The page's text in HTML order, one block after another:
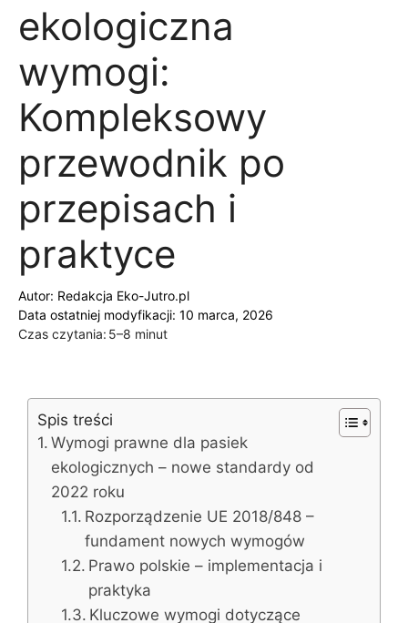
ekologiczna
wymogi:
Kompleksowy
przewodnik po
przepisach i
praktyce
Autor: Redakcja Eko-Jutro.pl
Data ostatniej modyfikacji: 10 marca, 2026
Czas czytania: 5–8 minut
Spis treści
Wymogi prawne dla pasiek
ekologicznych – nowe standardy od
2022 roku
Rozporządzenie UE 2018/848 –
fundament nowych wymogów
Prawo polskie – implementacja i
praktyka
Kluczowe wymogi dotyczące